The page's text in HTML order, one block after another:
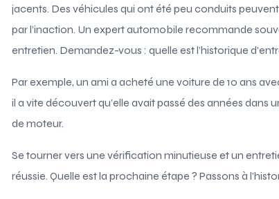
jacents. Des véhicules qui ont été peu conduits
par l’inaction. Un expert automobile recommande
entretien. Demandez-vous : quelle est l’historique
Par exemple, un ami a acheté une voiture de 10 ans
il a vite découvert qu’elle avait passé des années
de moteur.
Se tourner vers une vérification minutieuse et un
réussie. Quelle est la prochaine étape ? Passons à